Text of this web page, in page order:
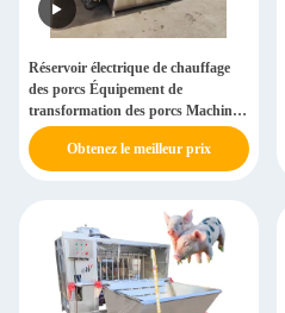
Réservoir électrique de chauffage
des porcs Équipement de
transformation des porcs Machine
de dépilation des porcs
Obtenez le meilleur prix